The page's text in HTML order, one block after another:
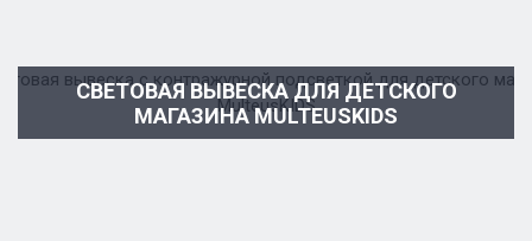
СВЕТОВАЯ ВЫВЕСКА ДЛЯ ДЕТСКОГО
МАГАЗИНА MULTEUSKIDS